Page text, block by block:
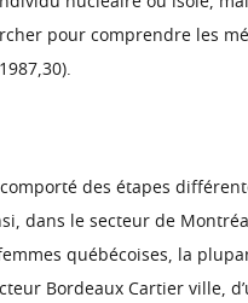
pour comprendre les
des étapes
dans le secteur de
québécoises, la
Bordeaux Cartier ville,